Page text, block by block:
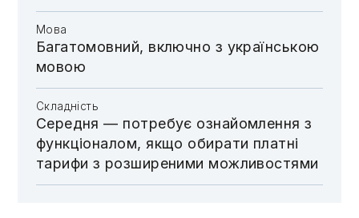
Мова
Багатомовний, включно з українською
мовою
Складність
Середня — потребує ознайомлення з
функціоналом, якщо обирати платні
тарифи з розширеними можливостями